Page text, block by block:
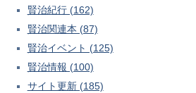
賢治紀行 (162)
賢治関連本 (87)
賢治イベント (125)
賢治情報 (100)
サイト更新 (185)